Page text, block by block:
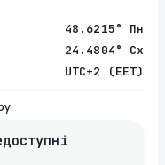
48.6215° Пн
24.4804° Сх
UTC+2 (EET)